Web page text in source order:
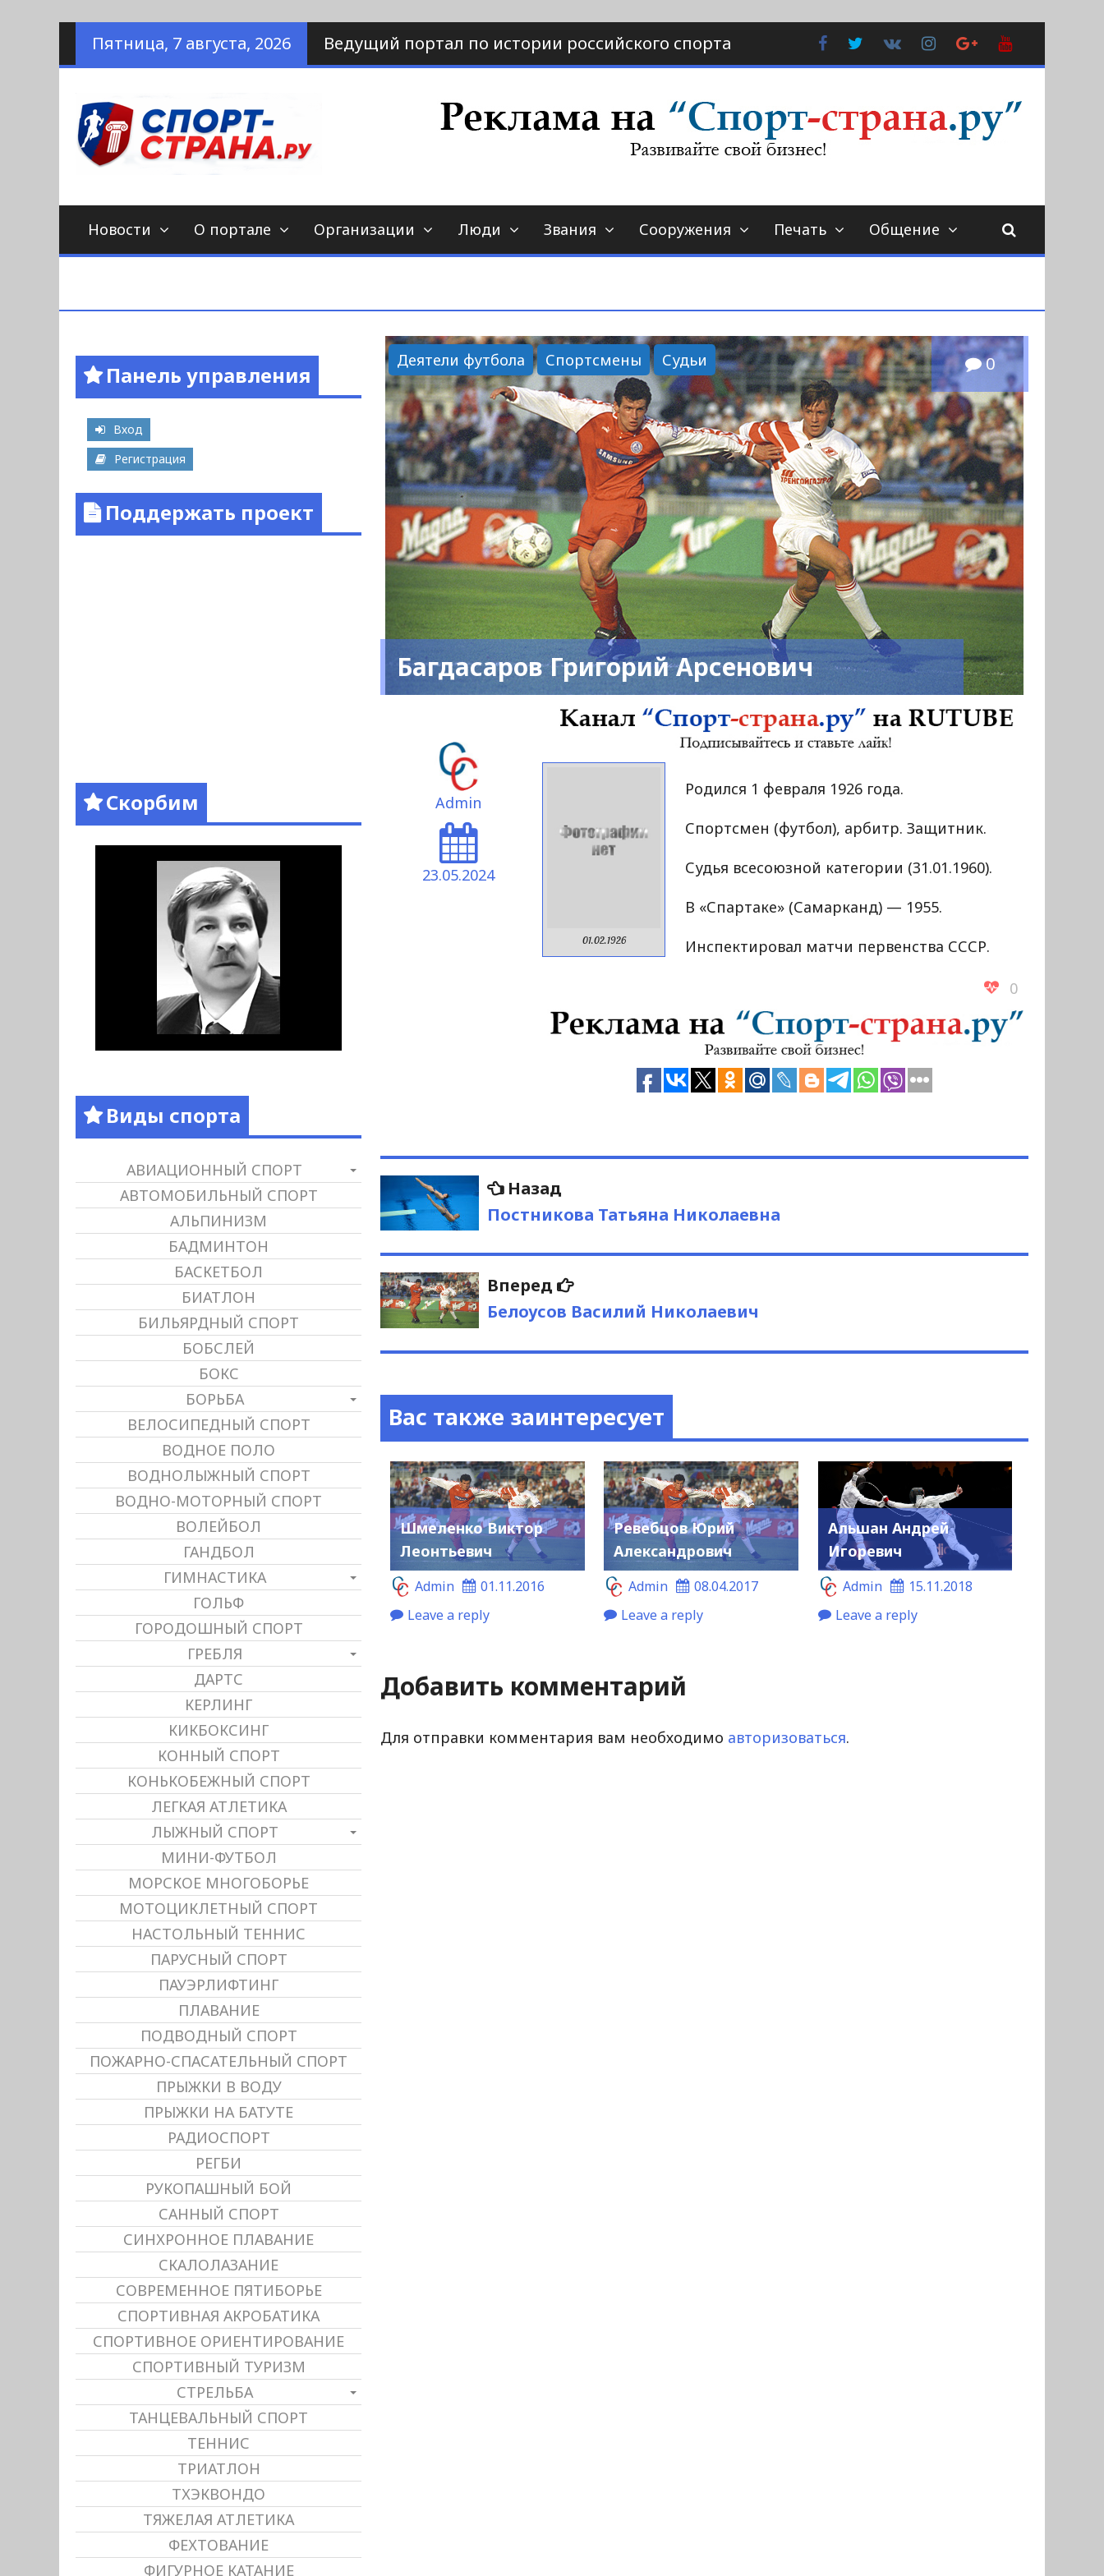
НаверхПятница, 7 августа, 2026 Ведущий портал по истории российского спорта FacebookTwitter
Контакте
Instagram
Google
Plus
Спорт-страна.ру
портал по истории спорта
Новости О портале Организации Люди Звания Сооружения Печать Общение
Деятели футбола Спортсмены Судьи 0
Багдасаров Григорий Арсенович
Admin
23.05.2024
01.02.1926
Родился 1 февраля 1926 года.
Спортсмен (футбол), арбитр. Защитник.
Судья всесоюзной категории (31.01.1960).
В «Спартаке» (Самарканд) — 1955.
Инспектировал матчи первенства СССР.
0
Навигация
по
записям
Назад
запись:
Постникова Татьяна Николаевна
Вперед
Следующая
запись:
Белоусов Василий Николаевич
Вас также заинтересует
Шмеленко Виктор
Леонтьевич
Admin
01.11.2016
Leave a reply
Ревебцов Юрий
Александрович
Admin
08.04.2017
Leave a reply
Альшан Андрей
Игоревич
Admin
15.11.2018
Leave a reply
Добавить комментарий
Для отправки комментария вам необходимо авторизоваться.
Панель управления
Вход
Регистрация
Поддержать проект
Скорбим
Виды спорта
АВИАЦИОННЫЙ СПОРТ
АВТОМОБИЛЬНЫЙ СПОРТ
АЛЬПИНИЗМ
БАДМИНТОН
БАСКЕТБОЛ
БИАТЛОН
БИЛЬЯРДНЫЙ СПОРТ
БОБСЛЕЙ
БОКС
БОРЬБА
ВЕЛОСИПЕДНЫЙ СПОРТ
ВОДНОЕ ПОЛО
ВОДНОЛЫЖНЫЙ СПОРТ
ВОДНО-МОТОРНЫЙ СПОРТ
ВОЛЕЙБОЛ
ГАНДБОЛ
ГИМНАСТИКА
ГОЛЬФ
ГОРОДОШНЫЙ СПОРТ
ГРЕБЛЯ
ДАРТС
КЕРЛИНГ
КИКБОКСИНГ
КОННЫЙ СПОРТ
КОНЬКОБЕЖНЫЙ СПОРТ
ЛЕГКАЯ АТЛЕТИКА
ЛЫЖНЫЙ СПОРТ
МИНИ-ФУТБОЛ
МОРСКОЕ МНОГОБОРЬЕ
МОТОЦИКЛЕТНЫЙ СПОРТ
НАСТОЛЬНЫЙ ТЕННИС
ПАРУСНЫЙ СПОРТ
ПАУЭРЛИФТИНГ
ПЛАВАНИЕ
ПОДВОДНЫЙ СПОРТ
ПОЖАРНО-СПАСАТЕЛЬНЫЙ СПОРТ
ПРЫЖКИ В ВОДУ
ПРЫЖКИ НА БАТУТЕ
РАДИОСПОРТ
РЕГБИ
РУКОПАШНЫЙ БОЙ
САННЫЙ СПОРТ
СИНХРОННОЕ ПЛАВАНИЕ
СКАЛОЛАЗАНИЕ
СОВРЕМЕННОЕ ПЯТИБОРЬЕ
СПОРТИВНАЯ АКРОБАТИКА
СПОРТИВНОЕ ОРИЕНТИРОВАНИЕ
СПОРТИВНЫЙ ТУРИЗМ
СТРЕЛЬБА
ТАНЦЕВАЛЬНЫЙ СПОРТ
ТЕННИС
ТРИАТЛОН
ТХЭКВОНДО
ТЯЖЕЛАЯ АТЛЕТИКА
ФЕХТОВАНИЕ
ФИГУРНОЕ КАТАНИЕ